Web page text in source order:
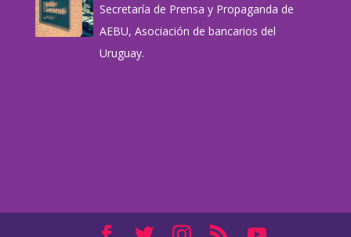
Secretaría de Prensa y Propaganda de
AEBU, Asociación de bancarios del
Uruguay.